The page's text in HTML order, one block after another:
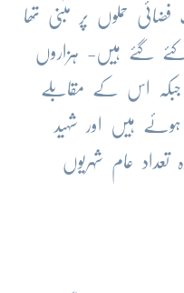
حملوں پر مبنی تھا
گئے ہیں- ہزاروں
جبکہ اس کے مقابلے
ہوئے ہیں اور شہید
عام شہریوں